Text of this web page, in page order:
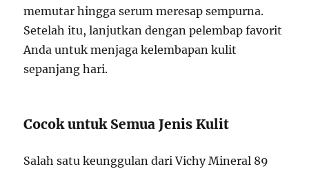
memutar hingga serum meresap sempurna.
Setelah itu, lanjutkan dengan pelembap favorit
Anda untuk menjaga kelembapan kulit
sepanjang hari.
Cocok untuk Semua Jenis Kulit
Salah satu keunggulan dari Vichy Mineral 89